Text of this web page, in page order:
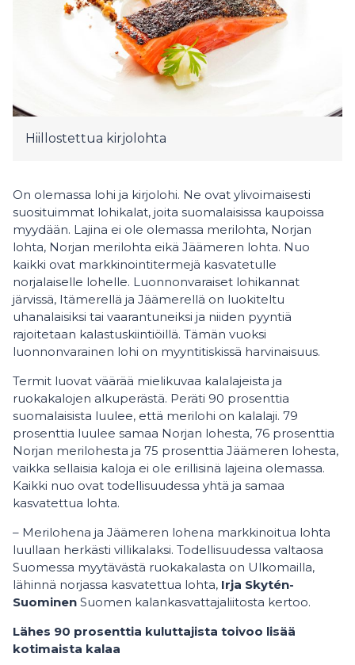
Hiillostettua kirjolohta
On olemassa lohi ja kirjolohi. Ne ovat ylivoimaisesti
suosituimmat lohikalat, joita suomalaisissa kaupoissa
myydään. Lajina ei ole olemassa merilohta, Norjan
lohta, Norjan merilohta eikä Jäämeren lohta. Nuo
kaikki ovat markkinointitermejä kasvatetulle
norjalaiselle lohelle. Luonnonvaraiset lohikannat
järvissä, Itämerellä ja Jäämerellä on luokiteltu
uhanalaisiksi tai vaarantuneiksi ja niiden pyyntiä
rajoitetaan kalastuskiintiöillä. Tämän vuoksi
luonnonvarainen lohi on myyntitiskissä harvinaisuus.
Termit luovat väärää mielikuvaa kalalajeista ja
ruokakalojen alkuperästä. Peräti 90 prosenttia
suomalaisista luulee, että merilohi on kalalaji. 79
prosenttia luulee samaa Norjan lohesta, 76 prosenttia
Norjan merilohesta ja 75 prosenttia Jäämeren lohesta,
vaikka sellaisia kaloja ei ole erillisinä lajeina olemassa.
Kaikki nuo ovat todellisuudessa yhtä ja samaa
kasvatettua lohta.
– Merilohena ja Jäämeren lohena markkinoitua lohta
luullaan herkästi villikalaksi. Todellisuudessa valtaosa
Suomessa myytävästä ruokakalasta on Ulkomailla,
lähinnä norjassa kasvatettua lohta, Irja Skytén-
Suominen Suomen kalankasvattajaliitosta kertoo.
Lähes 90 prosenttia kuluttajista toivoo lisää
kotimaista kalaa